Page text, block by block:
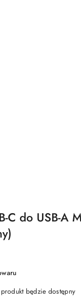
C do USB-A
będzie dostępny